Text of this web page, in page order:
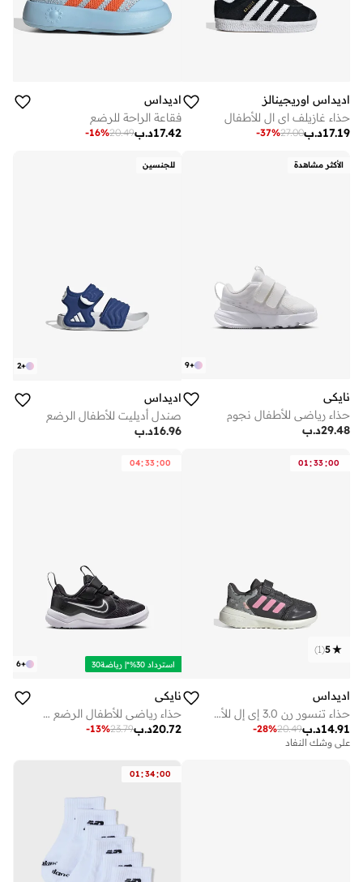
اديداس اوريجينالز
حذاء غازيلف اي ال للأطفال
د.ب17.19
27.00
-37%
اديداس
فقاعة الراحة للرضع
د.ب17.42
20.49
-16%
الأكثر مشاهدة
+
9
نايكي
حذاء رياضي للأطفال نجوم
د.ب29.48
للجنسين
+
2
اديداس
صندل أديليت للأطفال الرضع
د.ب16.96
01:33:00
5
(
1
)
اديداس
حذاء تنسور رن 3.0 إي إل للأطفال
د.ب14.91
20.49
-28%
على وشك النفاد
04:33:00
+
6 استرداد 30%*| رياضة30
نايكي
حذاء رياضي للأطفال الرضع كوزميك رنر
د.ب20.72
23.79
-13%
01:34:00